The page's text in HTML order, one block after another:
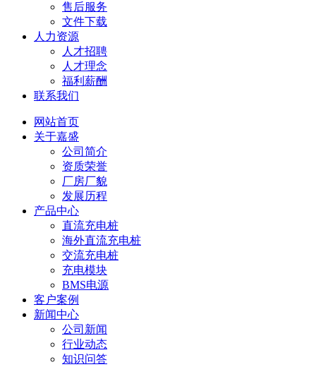
售后服务
文件下载
人力资源
人才招聘
人才理念
福利薪酬
联系我们
网站首页
关于嘉盛
公司简介
资质荣誉
厂房厂貌
发展历程
产品中心
直流充电桩
海外直流充电桩
交流充电桩
充电模块
BMS电源
客户案例
新闻中心
公司新闻
行业动态
知识问答